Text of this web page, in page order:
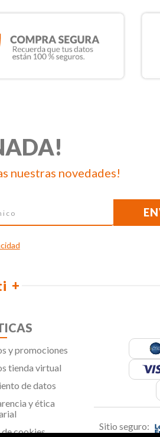
nuestras novedades!
y promociones
tienda virtual
de datos
y ética
cookies
Sitio seguro: